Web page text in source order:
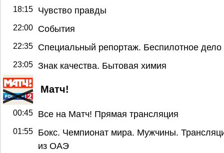
18:15 Чувство правды
22:00 События
22:35 Специальный репортаж. Беспилотное дело
23:05 Знак качества. Бытовая химия
Матч!
00:45 Все на Матч! Прямая трансляция
01:55
Бокс. Чемпионат мира. Мужчины.
из ОАЭ